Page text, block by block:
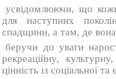
усвідомлюючи, що
для наступних
спадщини, а там, де вона
беручи до уваги
рекреаційну,
цінність із соціальної